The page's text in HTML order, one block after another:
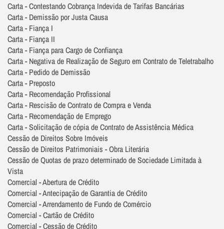
Carta - Contestando Cobrança Indevida de Tarifas Bancárias
Carta - Demissão por Justa Causa
Carta - Fiança I
Carta - Fiança II
Carta - Fiança para Cargo de Confiança
Carta - Negativa de Realização de Seguro em Contrato de Teletrabalho
Carta - Pedido de Demissão
Carta - Preposto
Carta - Recomendação Profissional
Carta - Rescisão de Contrato de Compra e Venda
Carta - Recomendação de Emprego
Carta - Solicitação de cópia de Contrato de Assistência Médica
Cessão de Direitos Sobre Imóveis
Cessão de Direitos Patrimoniais - Obra Literária
Cessão de Quotas de prazo determinado de Sociedade Limitada à
Vista
Comercial - Abertura de Crédito
Comercial - Antecipação de Garantia de Crédito
Comercial - Arrendamento de Fundo de Comércio
Comercial - Cartão de Crédito
Comercial - Cessão de Crédito